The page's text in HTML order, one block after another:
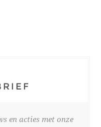
en acties met onze